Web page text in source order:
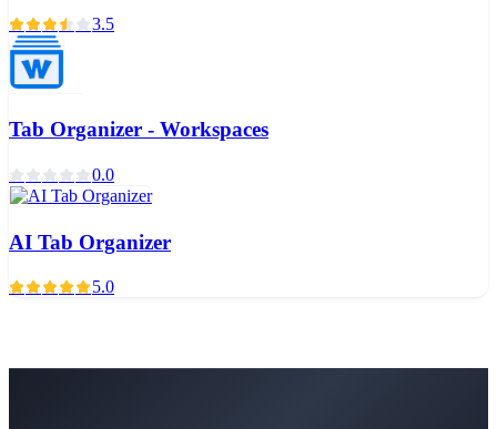
3.5
Tab Organizer - Workspaces
0.0
AI Tab Organizer
5.0